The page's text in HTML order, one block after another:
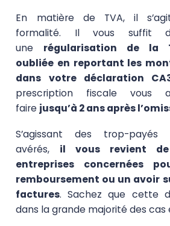
En matière de TVA, il
formalité. Il vous suffit
une
régularisation de la
oubliée en reportant les
dans votre déclaration
prescription fiscale vous
faire jusqu’à 2 ans après
S’agissant des trop-payés
avérés,
il vous revient
entreprises concernées
remboursement ou un avoir
factures. Sachez que cette
dans la grande majorité des cas